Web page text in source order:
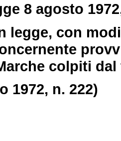
8 agosto
legge, con
colpiti
1972, n. 222)